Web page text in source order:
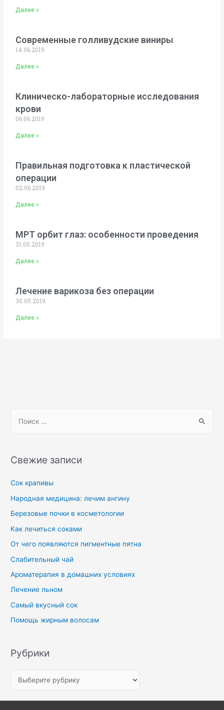
Далее »
Современные голливудские виниры
14.06.2019
Далее »
Клиническо-лабораторные исследования
крови
06.06.2019
Далее »
Правильная подготовка к пластической
операции
02.06.2019
Далее »
МРТ орбит глаз: особенности проведения
31.05.2019
Далее »
Лечение варикоза без операции
30.05.2019
Далее »
Свежие записи
Сок крапивы
Народная медицина: лечим ангину
Березовые почки в косметологии
Как лечиться соками
От чего появляются пигментные пятна
Слабительный чай
Ароматерапия в домашних условиях
Лечение льном
Самый вкусный сок
Помощь жирным волосам
Рубрики